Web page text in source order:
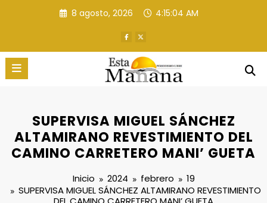
8 agosto, 2026 4:15:06 AM
SUPERVISA MIGUEL SÁNCHEZ
ALTAMIRANO REVESTIMIENTO DEL
CAMINO CARRETERO MANI’ GUETA
Inicio 2024 febrero
19
SUPERVISA MIGUEL SÁNCHEZ ALTAMIRANO REVESTIMIENTO